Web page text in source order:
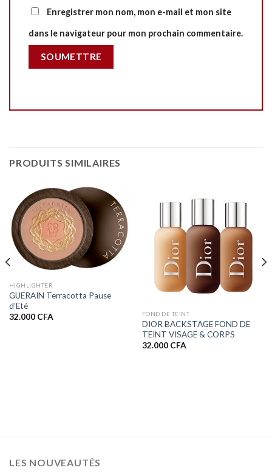
Enregistrer mon nom, mon e-mail et mon site
dans le navigateur pour mon prochain commentaire.
PRODUITS SIMILAIRES
HIGHLIGHTER
GUERAIN Terracotta Pause
d’Eté
32.000 CFA FOND DE TEINT
DIOR BACKSTAGE FOND DE
TEINT VISAGE & CORPS
32.000 CFA
LES NOUVEAUTÉS